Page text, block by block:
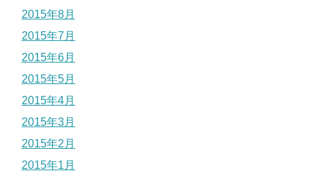
2015年8月
2015年7月
2015年6月
2015年5月
2015年4月
2015年3月
2015年2月
2015年1月